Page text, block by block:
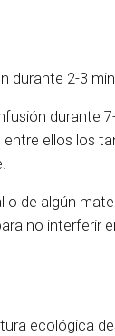
durante 2-3
durante
ellos los
o de algún
no interferir
ecológica